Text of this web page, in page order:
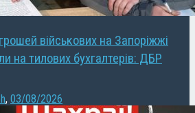
військових на Запоріжжі
на тилових бухгалтерів: ДБР
, 03/08/2026